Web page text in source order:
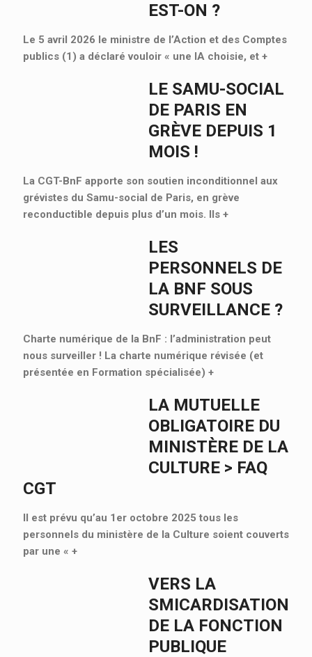
EST-ON ?
Le 5 avril 2026 le ministre de l’Action et des Comptes
publics (1) a déclaré vouloir « une IA choisie, et +
LE SAMU-SOCIAL
DE PARIS EN
GRÈVE DEPUIS 1
MOIS !
La CGT-BnF apporte son soutien inconditionnel aux
grévistes du Samu-social de Paris, en grève
reconductible depuis plus d’un mois. Ils +
LES
PERSONNELS DE
LA BNF SOUS
SURVEILLANCE ?
Charte numérique de la BnF : l’administration peut
nous surveiller ! La charte numérique révisée (et
présentée en Formation spécialisée) +
LA MUTUELLE
OBLIGATOIRE DU
MINISTÈRE DE LA
CULTURE > FAQ
CGT
Il est prévu qu’au 1er octobre 2025 tous les
personnels du ministère de la Culture soient couverts
par une « +
VERS LA
SMICARDISATION
DE LA FONCTION
PUBLIQUE